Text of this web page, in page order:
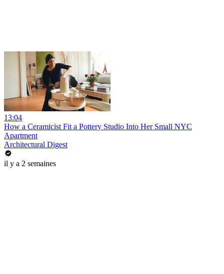
13:04
How a Ceramicist Fit a Pottery Studio Into Her Small NYC
Apartment
Architectural Digest
il y a 2 semaines